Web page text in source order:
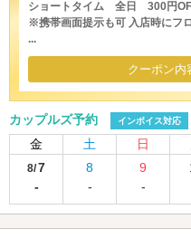
ショートタイム 全日 300円
※携帯画面提示も可 入店時にフ
...
クーポン内
カップルズ予約 インボイス対応
金 土 日
8/7
-
8
-
9
-